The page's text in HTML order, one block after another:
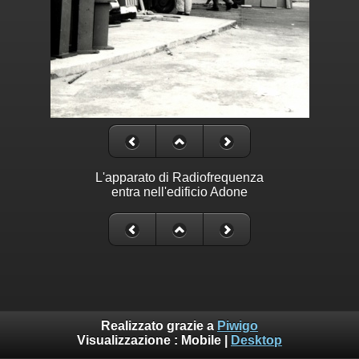
L'apparato di Radiofrequenza
entra nell'edificio Adone
Realizzato grazie a Piwigo
Visualizzazione : Mobile Desktop